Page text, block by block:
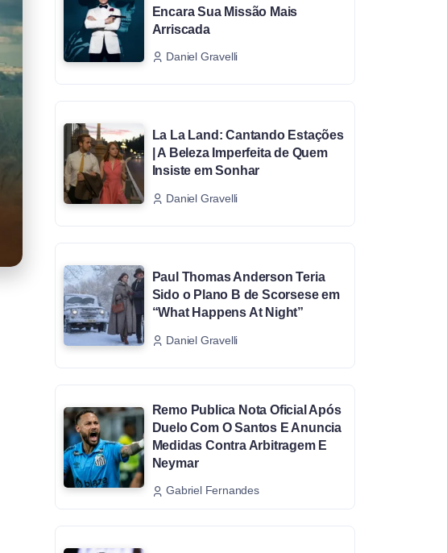
Encara Sua Missão Mais
Arriscada
Daniel Gravelli
La La Land: Cantando Estações
| A Beleza Imperfeita de Quem
Insiste em Sonhar
Daniel Gravelli
Paul Thomas Anderson Teria
Sido o Plano B de Scorsese em
“What Happens At Night”
Daniel Gravelli
Remo Publica Nota Oficial Após
Duelo Com O Santos E Anuncia
Medidas Contra Arbitragem E
Neymar
Gabriel Fernandes